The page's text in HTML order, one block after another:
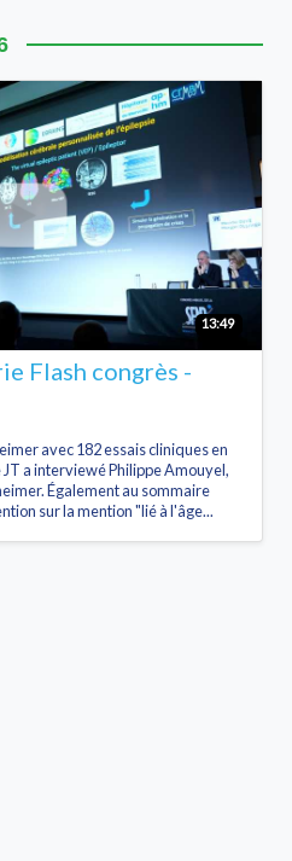
13:49
Flash congrès -
avec 182 essais cliniques en
a interviewé Philippe Amouyel,
Également au sommaire
sur la mention "lié à l'âge...